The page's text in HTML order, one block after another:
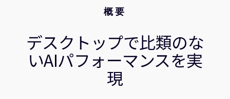
Arm Integrity Helpline
報道関連
人材採用
サポート&トレーニング
企業情報
使用されているテクノロジー
概要
デスクトップで比類のな
いAIパフォーマンスを実
現